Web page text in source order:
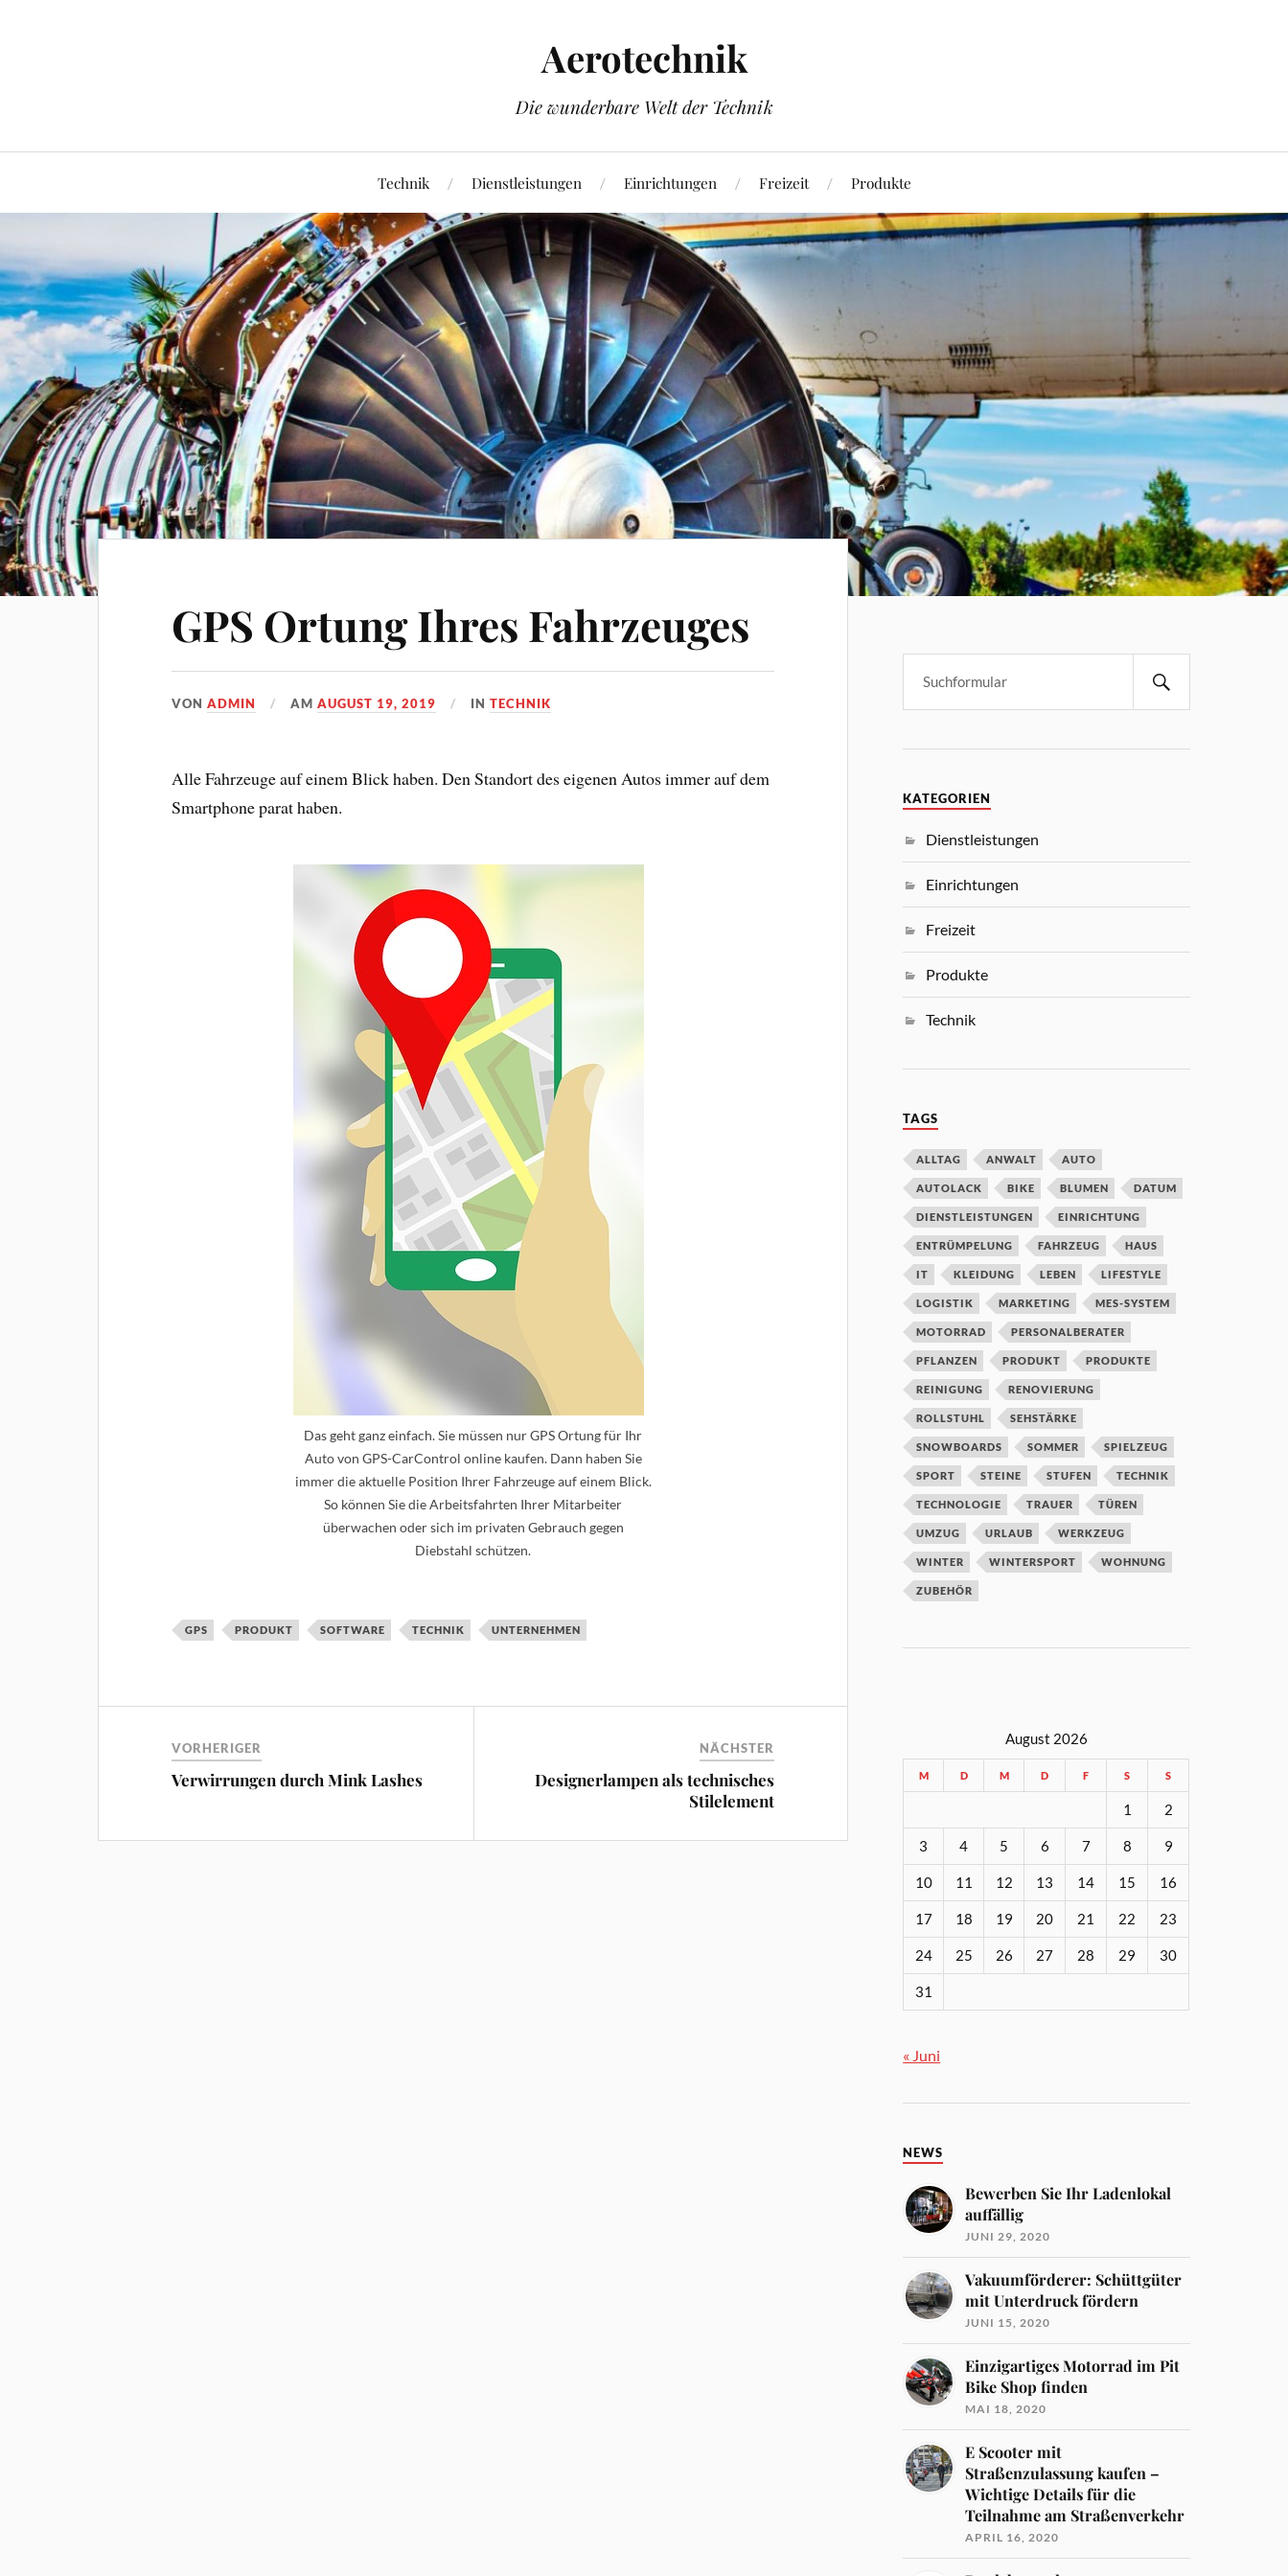
Aerotechnik
Die wunderbare Welt der Technik
Technik Dienstleistungen Einrichtungen Freizeit Produkte
GPS Ortung Ihres Fahrzeuges
VONADMIN AMAUGUST 19, 2019 INTECHNIK
Alle Fahrzeuge auf einem Blick haben. Den Standort des eigenen Autos immer auf dem
Smartphone parat haben.
Das geht ganz einfach. Sie müssen nur GPS Ortung für Ihr
Auto von GPS-CarControl online kaufen. Dann haben Sie
immer die aktuelle Position Ihrer Fahrzeuge auf einem Blick.
So können Sie die Arbeitsfahrten Ihrer Mitarbeiter
überwachen oder sich im privaten Gebrauch gegen
Diebstahl schützen.
GPS PRODUKT SOFTWARE TECHNIK UNTERNEHMEN
VORHERIGER
Verwirrungen durch Mink Lashes
NÄCHSTER
Designerlampen als technisches
Stilelement
KATEGORIEN
Dienstleistungen
Einrichtungen
Freizeit
Produkte
Technik
TAGS
ALLTAG ANWALT AUTO
AUTOLACK BIKE BLUMEN DATUM
DIENSTLEISTUNGEN EINRICHTUNG
ENTRÜMPELUNG FAHRZEUG HAUS
IT KLEIDUNG LEBEN LIFESTYLE
LOGISTIK MARKETING MES-SYSTEM
MOTORRAD PERSONALBERATER
PFLANZEN PRODUKT PRODUKTE
REINIGUNG RENOVIERUNG
ROLLSTUHL SEHSTÄRKE
SNOWBOARDS SOMMER SPIELZEUG
SPORT STEINE STUFEN TECHNIK
TECHNOLOGIE TRAUER TÜREN
UMZUG URLAUB WERKZEUG
WINTER WINTERSPORT WOHNUNG
ZUBEHÖR
August 2026
M D M D F S S
1 2
3 4 5 6 7 8 9
10 11 12 13 14 15 16
17 18 19 20 21 22 23
24 25 26 27 28 29 30
31
« Juni
NEWS
Bewerben Sie Ihr Ladenlokal
auffällig
JUNI 29, 2020
Vakuumförderer: Schüttgüter
mit Unterdruck fördern
JUNI 15, 2020
Einzigartiges Motorrad im Pit
Bike Shop finden
MAI 18, 2020
E Scooter mit
Straßenzulassung kaufen –
Wichtige Details für die
Teilnahme am Straßenverkehr
APRIL 16, 2020